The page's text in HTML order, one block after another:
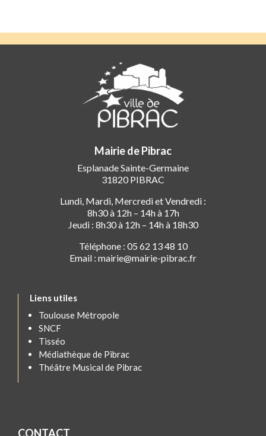
Mairie de Pibrac
Esplanade Sainte-Germaine
31820 PIBRAC
Lundi, Mardi, Mercredi et Vendredi :
8h30 à 12h – 14h à 17h
Jeudi : 8h30 à 12h – 14h à 18h30
Téléphone : 05 62 13 48 10
Email : mairie@mairie-pibrac.fr
Liens utiles
Toulouse Métropole
SNCF
Tisséo
Médiathèque de Pibrac
Théâtre Musical de Pibrac
CONTACT